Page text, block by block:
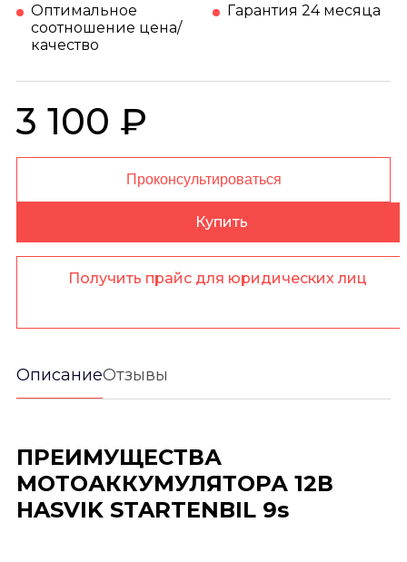
Оптимальное
соотношение цена/
качество
Гарантия 24 месяца
3 100 ₽
Проконсультироваться
Купить
Получить прайс для юридических лиц
ОписаниеОтзывы
ПРЕИМУЩЕСТВА
МОТОАККУМУЛЯТОРА 12В
HASVIK STARTENBIL 9s